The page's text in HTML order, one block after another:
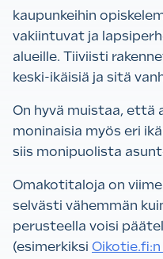
kaupunkeihin
vakiintuvat ja
alueille. Tiiviisti
keski-ikäisiä ja sitä
On hyvä muistaa, että
moninaisia myös eri
siis monipuolista
Omakotitaloja on
selvästi vähemmän
perusteella voisi
(esimerkiksi